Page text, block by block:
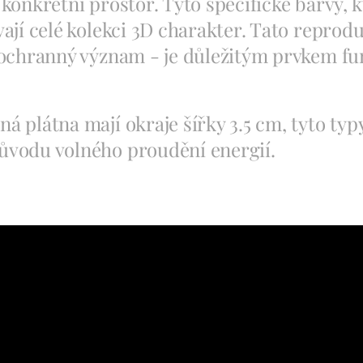
celé kolekci 3D charakter. Tato
význam - je důležitým prvkem
plátna mají okraje šířky 3.5 cm, tyto
volného proudění energií.